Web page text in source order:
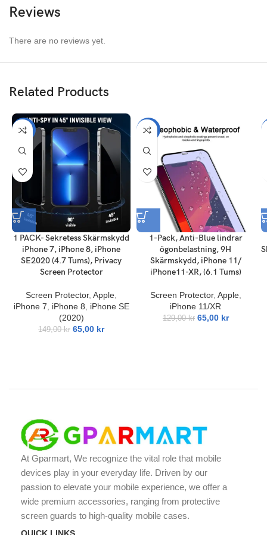
Enkel installation, ingen bubbla, fullt lim
Reviews
There are no reviews yet.
Related Products
-56%
1 PACK- Sekretess Skärmskydd
iPhone 7, iPhone 8, iPhone
SE2020 (4.7 Tums), Privacy
Screen Protector
Screen Protector, Apple,
iPhone 7, iPhone 8, iPhone SE
(2020)
149,00kr 65,00 kr
-50%
1-Pack, Anti-Blue lindrar
ögonbelastning, 9H
Skärmskydd, iPhone 11/
iPhone11-XR, (6.1 Tums)
Screen Protector, Apple,
iPhone 11/XR
129,00kr 65,00 kr
At Gparmart, We recognize the vital role that mobile
devices play in your everyday life. Driven by our
passion to elevate your mobile experience, we offer a
wide premium accessories, ranging from protective
screen guards to high-quality mobile cases.
QUICK LINKS